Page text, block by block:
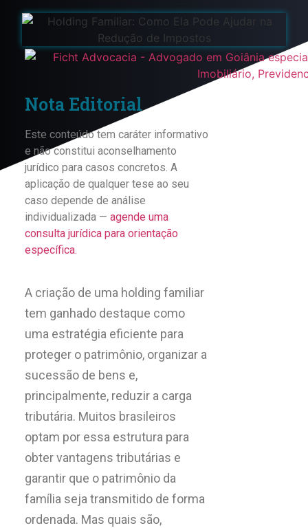
Nota Editorial
Este conteúdo tem caráter informativo
e não constitui aconselhamento
jurídico para casos concretos. A
aplicação de qualquer tese ao seu
caso depende de análise
individualizada — agende uma
consulta jurídica para orientação
específica.
A criação de uma holding familiar
tem ganhado destaque como
uma estratégia eficiente para
proteger o patrimônio, organizar a
sucessão de bens e,
principalmente, reduzir a carga
tributária. Muitos brasileiros
optam por essa estrutura para
obter vantagens tributárias e
garantir que o patrimônio da
família seja transmitido de forma
ordenada. Mas quais são,